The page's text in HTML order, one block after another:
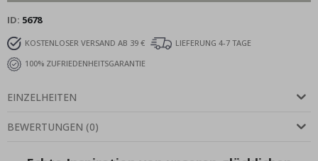
ID 5678
KOSTENLOSER VERSAND AB 39 €
LIEFERUNG 4-7 TAGE
100% ZUFRIEDENHEITSGARANTIE
EINZELHEITEN
BEWERTUNGEN (0)